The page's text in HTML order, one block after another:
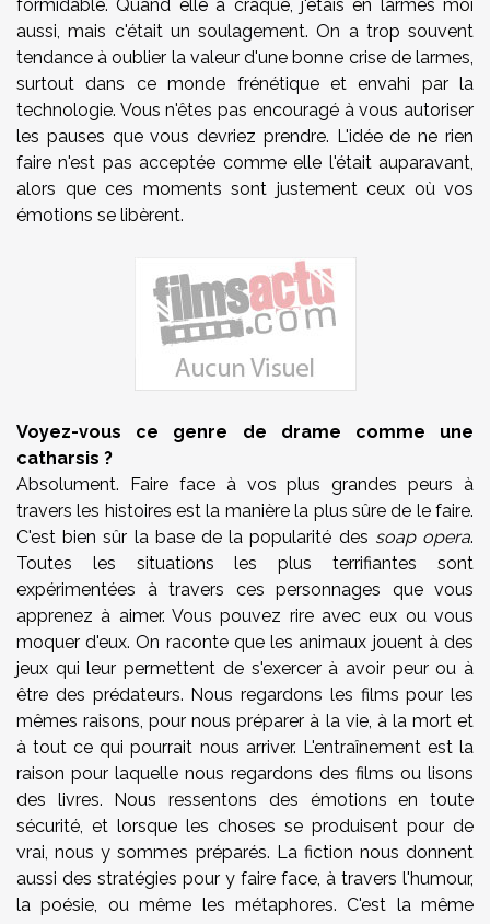
formidable. Quand elle a craqué, j'étais en larmes moi
aussi, mais c'était un soulagement. On a trop souvent
tendance à oublier la valeur d'une bonne crise de larmes,
surtout dans ce monde frénétique et envahi par la
technologie. Vous n'êtes pas encouragé à vous autoriser
les pauses que vous devriez prendre. L'idée de ne rien
faire n'est pas acceptée comme elle l'était auparavant,
alors que ces moments sont justement ceux où vos
émotions se libèrent.
Voyez-vous ce genre de drame comme une
catharsis ?
Absolument. Faire face à vos plus grandes peurs à
travers les histoires est la manière la plus sûre de le faire.
C'est bien sûr la base de la popularité des soap opera.
Toutes les situations les plus terrifiantes sont
expérimentées à travers ces personnages que vous
apprenez à aimer. Vous pouvez rire avec eux ou vous
moquer d'eux. On raconte que les animaux jouent à des
jeux qui leur permettent de s'exercer à avoir peur ou à
être des prédateurs. Nous regardons les films pour les
mêmes raisons, pour nous préparer à la vie, à la mort et
à tout ce qui pourrait nous arriver. L'entraînement est la
raison pour laquelle nous regardons des films ou lisons
des livres. Nous ressentons des émotions en toute
sécurité, et lorsque les choses se produisent pour de
vrai, nous y sommes préparés. La fiction nous donnent
aussi des stratégies pour y faire face, à travers l'humour,
la poésie, ou même les métaphores. C'est la même